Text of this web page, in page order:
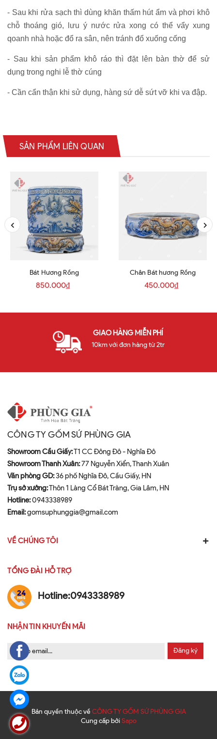
- Sau khi rửa sạch thì dùng khăn thấm hút ẩm và phơi khô
chỗ thoáng gió, lưu ý nước rửa xong có thể vẩy xung
qoanh nhà hoặc đổ ra sân, nên tránh đổ xuống cống
- Sau khi sản phẩm khô ráo thì đặt lên bàn thờ để sử
dụng trong nghi lễ thờ cúng
- Cần cẩn thận khi sử dụng, hàng sứ dễ sứt vỡ khi va đập.
SẢN PHẨM LIÊN QUAN
Bát Hương Rồng
850.000₫
Chân Bát hương Rồng
450.000₫
GIAO HÀNG MIỄN PHÍ
10km với đơn hàng từ 2tr
CÔNG TY GỐM SỨ PHÙNG GIA
Showroom Cầu Giấy:T1 CC Đông Đô - Nghĩa Đô
Showroom Thanh Xuân:77 Nguyễn Xiển, Thanh Xuân
Văn phòng GD:36 phố Nghĩa Đô, Cầu Giấy, HN
Trụ sở xưởng:Thôn 1 Làng Cổ Bát Tràng, Gia Lâm, HN
Hotline:0943338989
Email:gomsuphunggia@gmail.com
VỀ CHÚNG TÔI
TỔNG ĐÀI HỖ TRỢ
Hotline:0943338989
NHẬN TIN KHUYẾN MÃI
Đăng ký
Bản quyền thuộc về CÔNG TY GỐM SỨ PHÙNG GIA
Cung cấp bởi Sapo